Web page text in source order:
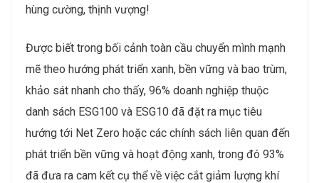
hùng cường, thịnh vượng!
Được biết trong bối cảnh toàn cầu chuyển mình mạnh
mẽ theo hướng phát triển xanh, bền vững và bao trùm,
khảo sát nhanh cho thấy, 96% doanh nghiệp thuộc
danh sách ESG100 và ESG10 đã đặt ra mục tiêu
hướng tới Net Zero hoặc các chính sách liên quan đến
phát triển bền vững và hoạt động xanh, trong đó 93%
đã đưa ra cam kết cụ thể về việc cắt giảm lượng khí